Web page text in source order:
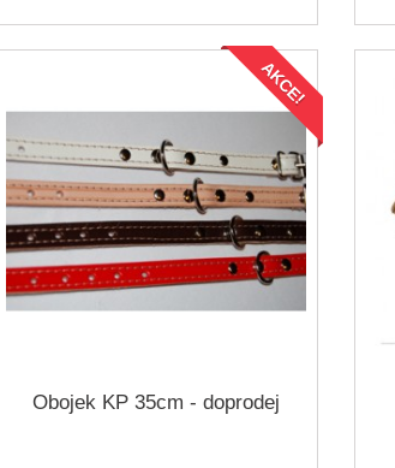
AKCE!
Obojek KP 35cm - doprodej